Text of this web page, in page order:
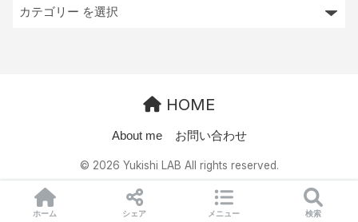
HOME
About me お問い合わせ
© 2026 Yukishi LAB All rights reserved.
ホーム シェア メニュー 検索